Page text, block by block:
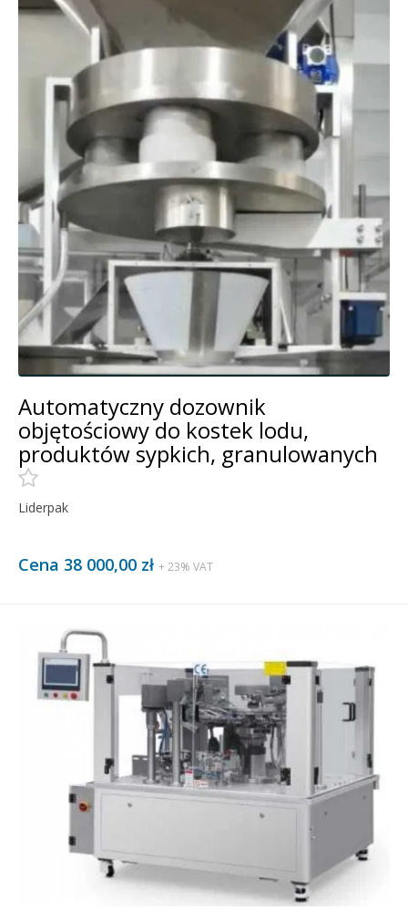
Automatyczny dozownik
objętościowy do kostek lodu,
produktów sypkich, granulowanych
Liderpak
Cena 38 000,00 zł + 23% VAT